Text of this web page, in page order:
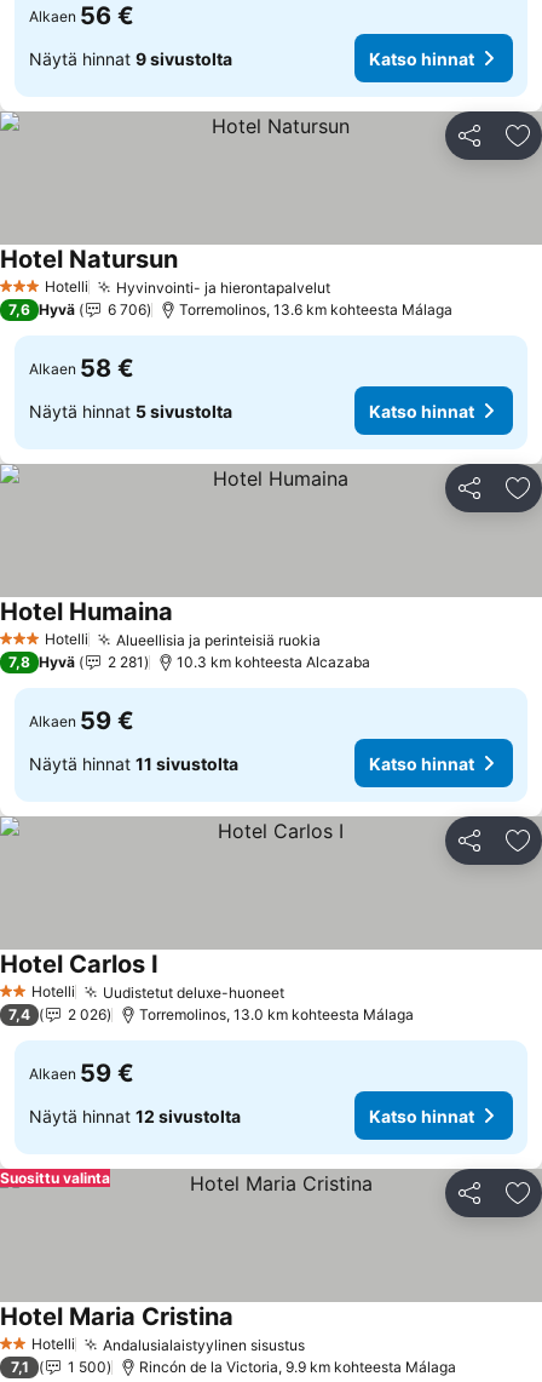
Alkaen 56 €
Näytä hinnat 9 sivustolta Katso hinnat
Jaa
3 Tähtiluokitus
Hotelli Hyvinvointi- ja hierontapalvelutKatso hinnat
Hotel NatursunKatso hinnat
7,6 Hyvä 6 706 Torremolinos, 13.6 km kohteesta Málaga
Alkaen 58 €
Näytä hinnat 5 sivustolta Katso hinnat
Jaa
3 Tähtiluokitus
Hotelli Alueellisia ja perinteisiä ruokia
Hotel Humaina
7,8 Hyvä 2 281 10.3 km kohteesta Alcazaba
Alkaen 59 €
Näytä hinnat 11 sivustolta Katso hinnat
Jaa
2 Tähtiluokitus
Hotelli Uudistetut deluxe-huoneetKatso hinnat
Hotel Carlos I
7,4 2 026 Torremolinos, 13.0 km kohteesta Málaga
Alkaen 59 €
Näytä hinnat 12 sivustolta Katso hinnat
Jaa
Suosittu valinta
2 Tähtiluokitus
Hotelli Andalusialaistyylinen sisustusKatso hinnat
Hotel Maria Cristina
7,1 1 500 Rincón de la Victoria, 9.9 km kohteesta Málaga